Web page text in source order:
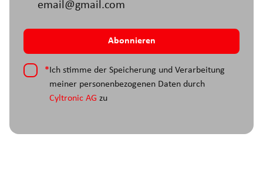
*Ich stimme der Speicherung und Verarbeitung
meiner personenbezogenen Daten durch
Cyltronic AG zu